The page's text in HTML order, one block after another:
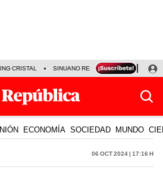
CRISTAL SINUANO RESULTADOS HOY
ECONOMÍA SOCIEDAD MUNDO
06 Oct 2024 | 17:16 h